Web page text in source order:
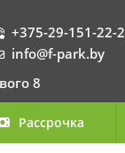
+375-29-151-22-
info@f-park.by
8
Рассрочка